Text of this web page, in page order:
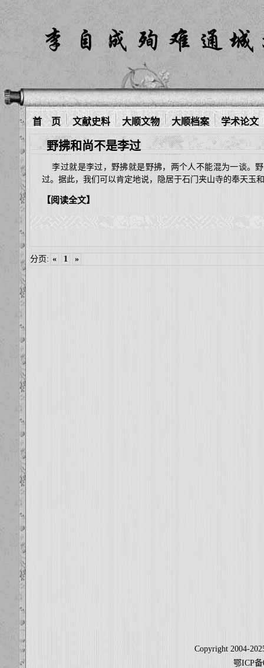
首 页 文献史料 大顺文物 大顺档案 学术论文
野拂和尚不是李过
李过就是李过，野拂就是野拂，两个人不能混为一谈。
过。据此，我们可以肯定地说，隐居于石门夹山寺的奉天玉
【阅读全文】
分页: « 1 »
Copyright 2004-
鄂ICP备